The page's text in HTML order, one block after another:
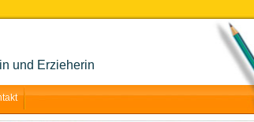
und Erzieherin